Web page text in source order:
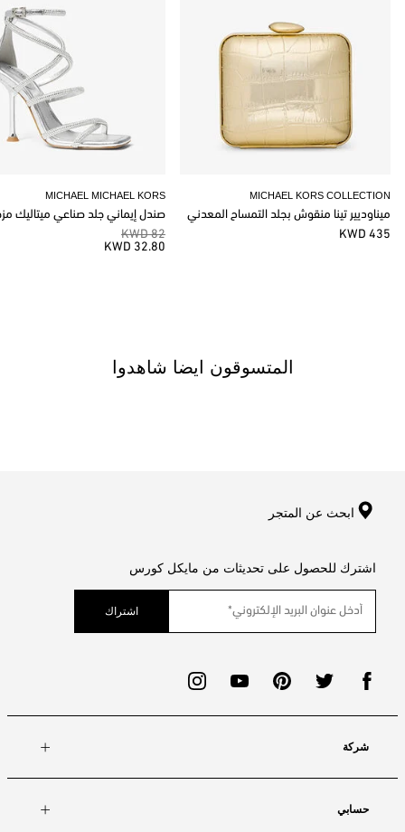
MICHAEL MICHAEL KORS
صندل إيماني جلد صناعي ميتاليك
82 KWD
32.80 KWD
MICHAEL KORS COLLECTION
ميناوديير تينا منقوش بجلد التمساح المعدني
435 KWD
المتسوقون ايضا شاهدوا
ابحث عن المتجر
اشترك للحصول على تحديثات من مايكل كورس
اشتراك
شركة
حسابي